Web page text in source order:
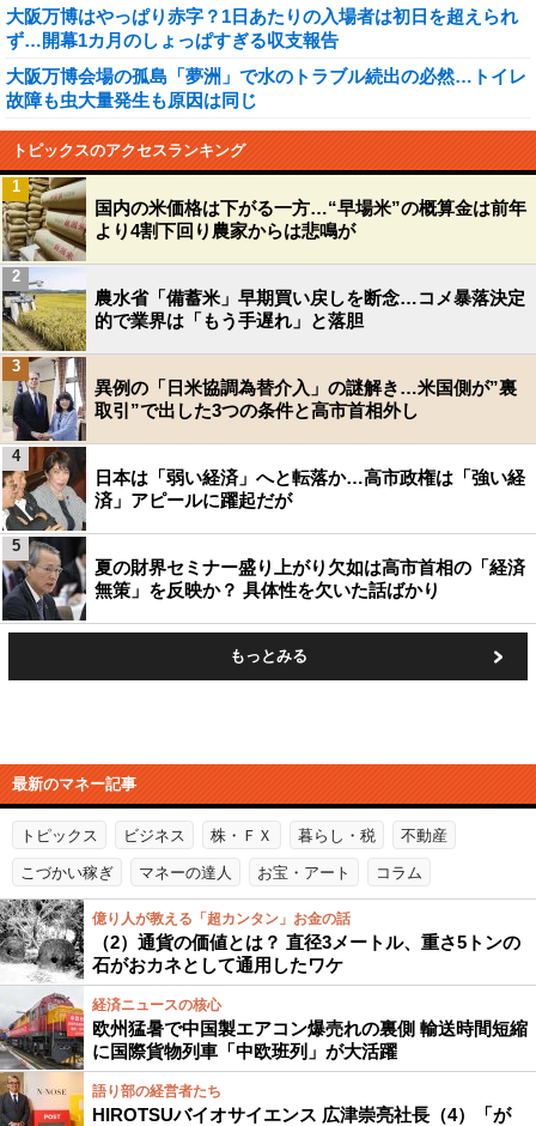
大阪万博はやっぱり赤字？1日あたりの入場者は初日を超えられ
ず…開幕1カ月のしょっぱすぎる収支報告
大阪万博会場の孤島「夢洲」で水のトラブル続出の必然…トイレ
故障も虫大量発生も原因は同じ
トピックスのアクセスランキング
国内の米価格は下がる一方…“早場米”の概算金は前年
より4割下回り農家からは悲鳴が
1
農水省「備蓄米」早期買い戻しを断念…コメ暴落決定
的で業界は「もう手遅れ」と落胆
2
異例の「日米協調為替介入」の謎解き…米国側が”裏
取引”で出した3つの条件と高市首相外し
3
日本は「弱い経済」へと転落か…高市政権は「強い経
済」アピールに躍起だが
4
夏の財界セミナー盛り上がり欠如は高市首相の「経済
無策」を反映か？ 具体性を欠いた話ばかり
5
もっとみる
最新のマネー記事
トピックス ビジネス 株・ＦＸ 暮らし・税 不動産
こづかい稼ぎ マネーの達人 お宝・アート コラム
億り人が教える「超カンタン」お金の話
（2）通貨の価値とは？ 直径3メートル、重さ5トンの
石がおカネとして通用したワケ
経済ニュースの核心
欧州猛暑で中国製エアコン爆売れの裏側 輸送時間短縮
に国際貨物列車「中欧班列」が大活躍
語り部の経営者たち
HIROTSUバイオサイエンス 広津崇亮社長（4）「が